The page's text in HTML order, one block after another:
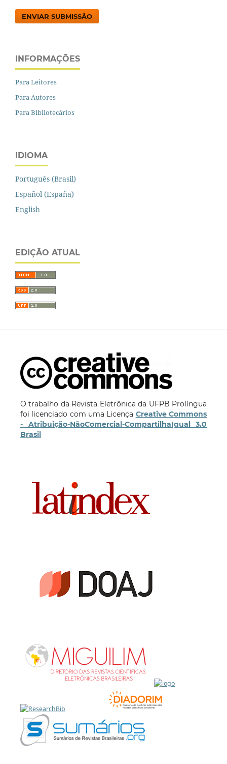
ENVIAR SUBMISSÃO
INFORMAÇÕES
Para Leitores
Para Autores
Para Bibliotecários
IDIOMA
Português (Brasil)
Español (España)
English
EDIÇÃO ATUAL
O trabalho da Revista Eletrônica da UFPB Prolíngua
foi licenciado com uma Licença Creative Commons
- Atribuição-NãoComercial-CompartilhaIgual 3.0
Brasil